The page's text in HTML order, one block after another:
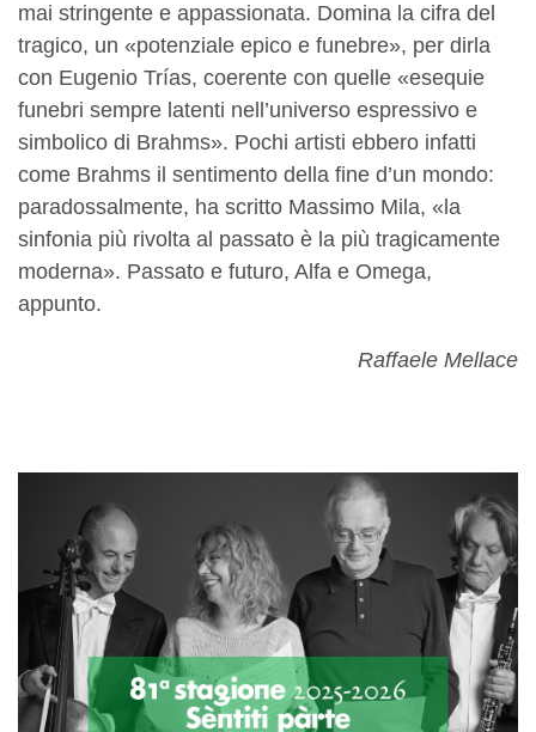
mai stringente e appassionata. Domina la cifra del
tragico, un «potenziale epico e funebre», per dirla
con Eugenio Trías, coerente con quelle «esequie
funebri sempre latenti nell’universo espressivo e
simbolico di Brahms». Pochi artisti ebbero infatti
come Brahms il sentimento della fine d’un mondo:
paradossalmente, ha scritto Massimo Mila, «la
sinfonia più rivolta al passato è la più tragicamente
moderna». Passato e futuro, Alfa e Omega,
appunto.
Raffaele Mellace